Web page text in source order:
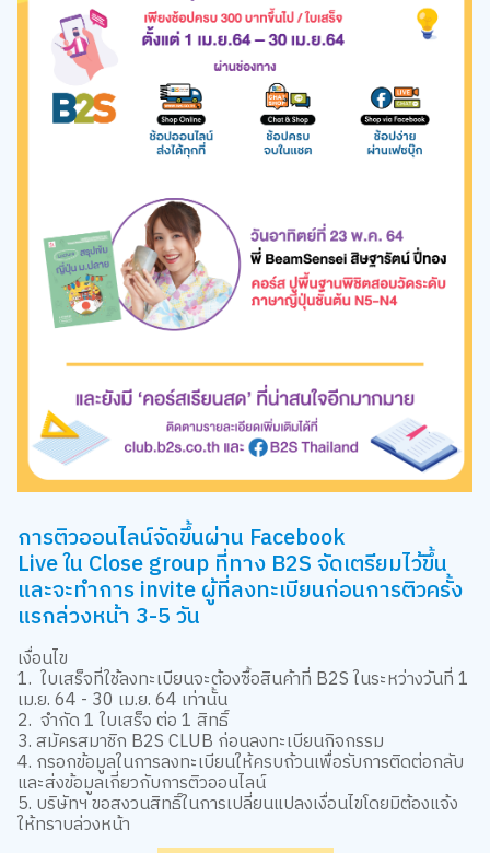
การติวออนไลน์จัดขึ้นผ่าน Facebook
Liveใน Close group ที่ทาง B2Sจัดเตรียมไว้ขึ้น
และจะทำการinviteผู้ที่ลงทะเบียนก่อนการติวครั้ง
แรกล่วงหน้า 3-5วัน
เงื่อนไข
1. ใบเสร็จที่ใช้ลงทะเบียนจะต้องซื้อสินค้าที่ B2S ในระหว่างวันที่ 1
เม.ย. 64 - 30 เม.ย. 64 เท่านั้น
2. จำกัด 1 ใบเสร็จ ต่อ 1 สิทธิ์
3. สมัครสมาชิก B2S CLUB ก่อนลงทะเบียนกิจกรรม
4. กรอกข้อมูลในการลงทะเบียนให้ครบถ้วนเพื่อรับการติดต่อกลับ
และส่งข้อมูลเกี่ยวกับการติวออนไลน์
5. บริษัทฯ ขอสงวนสิทธิ์ในการเปลี่ยนแปลงเงื่อนไขโดยมิต้องแจ้ง
ให้ทราบล่วงหน้า